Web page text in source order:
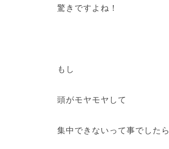
驚きですよね！
もし
頭がモヤモヤして
集中できないって事でしたら